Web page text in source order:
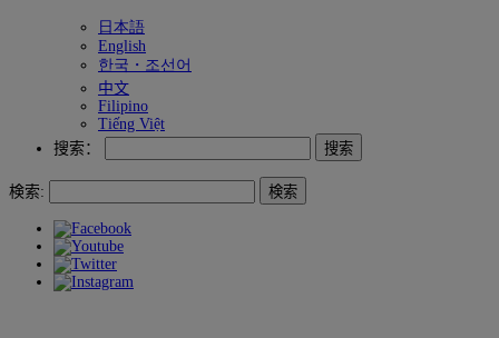
日本語
English
한국・조선어
中文
Filipino
Tiếng Việt
搜索：
検索: